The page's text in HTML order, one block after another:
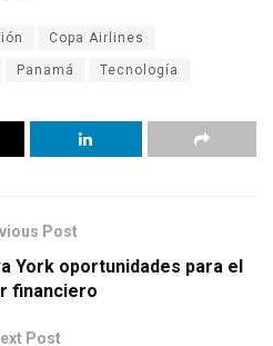
Copa Airlines
Panamá Tecnología
Post
York oportunidades para el
financiero
Post